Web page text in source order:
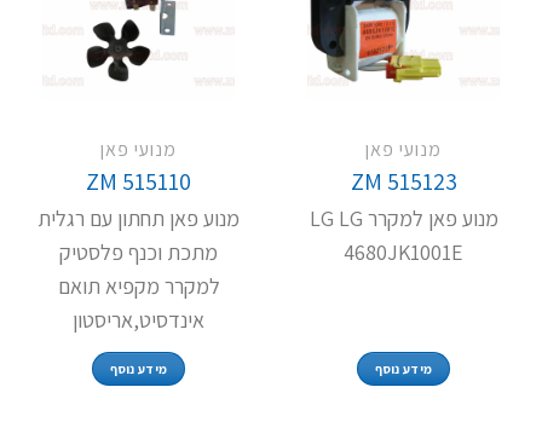
מנועי פאן
ZM 515123
מנוע פאן למקרר LG LG
4680JK1001E
מידע נוסף
מנועי פאן
ZM 515110
מנוע פאן תחתון עם רגלית
מתכת וכנף פלסטיק
למקרר מקפיא תואם
אינדסיט,אריסטון
מידע נוסף